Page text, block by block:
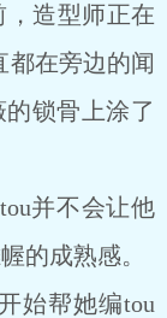
造型师正在
都在旁边的闻
锁骨上涂了
并不会让他
的成熟感。
始帮她编tou